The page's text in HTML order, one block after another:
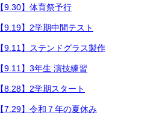
【9.30】体育祭予行
【9.19】2学期中間テスト
【9.11】ステンドグラス製作
【9.11】3年生 演技練習
【8.28】2学期スタート
【7.29】令和７年の夏休み